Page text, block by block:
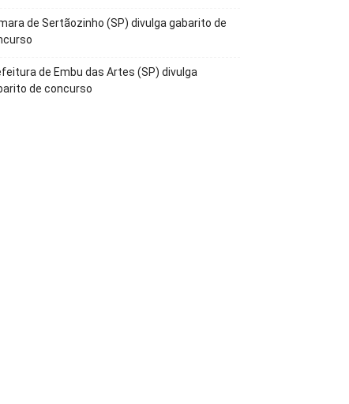
de Sertãozinho (SP) divulga gabarito de
de Embu das Artes (SP) divulga
de concurso